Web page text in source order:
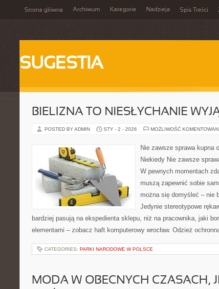
Strona główna Archiwum Kategorie Nadzieja Spis Treści
SUGESTIA
BIELIZNA TO NIESŁYCHANIE
POSTED BY ADMIN STY - 2 - 2026 MOŻLIWOŚĆ
Nie zawsze sprawa kupna
Niekiedy Nie zawsze
W pewnych momentach
muszą zapewnić sobie
można się domyśleć – nie
Jedynie stereotypowe
bardziej pasują na ekspedienta sklepu, niż na pracownika, jaki
elementami – zobacz haft komputerowy wrocław. Odzież
CATEGORIES: PARKI NARODOWE W POLSCE
MODA W OBECNYCH CZASACH,